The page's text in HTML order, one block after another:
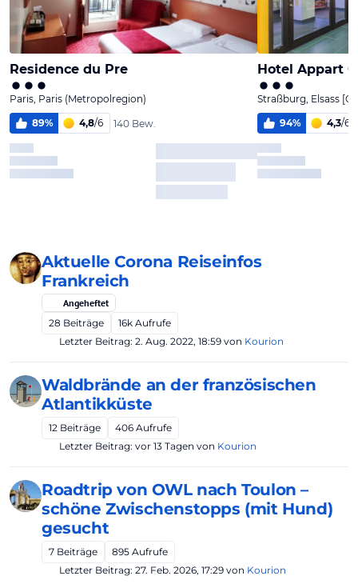
Aktuelle Corona Reiseinfos
Frankreich
Angeheftet
28 Beiträge 16k Aufrufe
Letzter Beitrag: 2. Aug. 2022, 18:59 von Kourion
Waldbrände an der französischen
Atlantikküste
12 Beiträge 406 Aufrufe
Letzter Beitrag: vor 13 Tagen von Kourion
Roadtrip von OWL nach Toulon –
schöne Zwischenstopps (mit Hund)
gesucht
7 Beiträge 895 Aufrufe
Letzter Beitrag: 27. Feb. 2026, 17:29 von Kourion